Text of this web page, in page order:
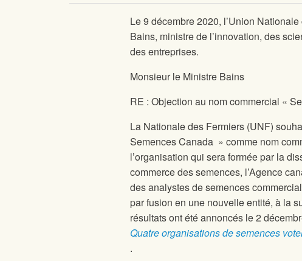
Le 9 décembre 2020, l’Union
Bains, ministre de l’innovation, des
des entreprises.
Monsieur le Ministre Bains
RE : Objection au nom commercial «
La Nationale des Fermiers (UNF)
Semences Canada » comme nom
l’organisation qui sera formée par la
commerce des semences, l’Agence
des analystes de semences
par fusion en une nouvelle entité, à la
résultats ont été annoncés le 2
Quatre organisations de semences
.